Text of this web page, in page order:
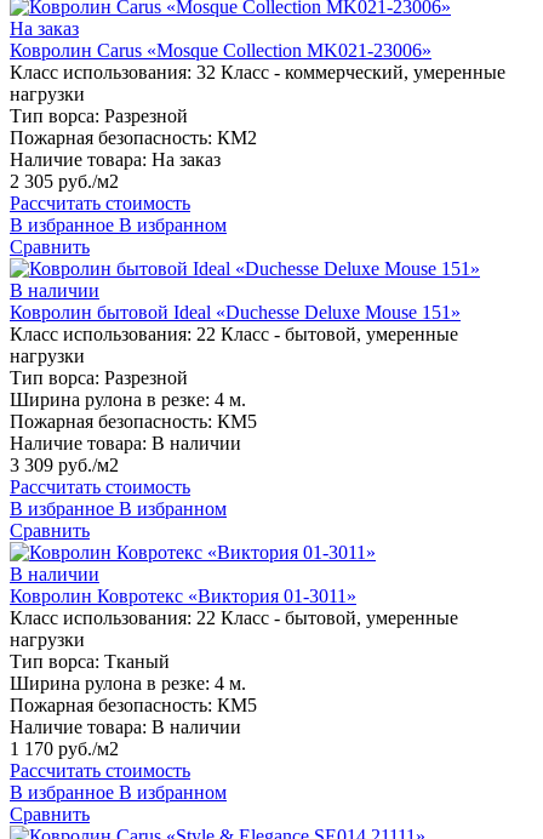
На заказ
Ковролин Carus «Mosque Collection MK021-23006»
Класс использования: 32 Класс - коммерческий, умеренные
нагрузки
Тип ворса: Разрезной
Пожарная безопасность: КМ2
Наличие товара: На заказ
2 305 руб./м2
Рассчитать стоимость
В избранное В избранном
Сравнить
В наличии
Ковролин бытовой Ideal «Duchesse Deluxe Mouse 151»
Класс использования: 22 Класс - бытовой, умеренные
нагрузки
Тип ворса: Разрезной
Ширина рулона в резке: 4 м.
Пожарная безопасность: КМ5
Наличие товара: В наличии
3 309 руб./м2
Рассчитать стоимость
В избранное В избранном
Сравнить
В наличии
Ковролин Ковротекс «Виктория 01-3011»
Класс использования: 22 Класс - бытовой, умеренные
нагрузки
Тип ворса: Тканый
Ширина рулона в резке: 4 м.
Пожарная безопасность: КМ5
Наличие товара: В наличии
1 170 руб./м2
Рассчитать стоимость
В избранное В избранном
Сравнить